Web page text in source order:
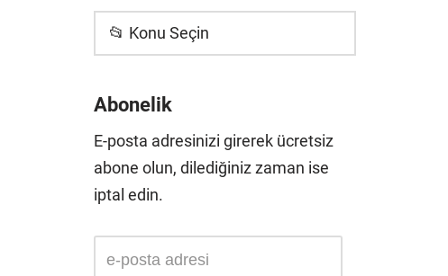
📂 Konu Seçin
Abonelik
E-posta adresinizi girerek ücretsiz
abone olun, dilediğiniz zaman ise
iptal edin.